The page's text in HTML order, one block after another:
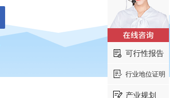
可行性报告
行业地位证明
产业规划